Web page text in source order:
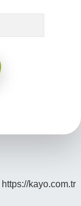
https://kayo.com.tr